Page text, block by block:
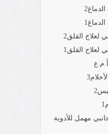
لعلاج القلق2
لعلاج القلق1
أ.م.ع
مهمل للأدوية